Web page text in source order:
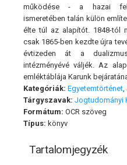
működése - a hazai
ismeretében talán külön
élte túl az alapítót. 1848-tól
csak 1865-ben kezdte újra
évtizeden át a
intézményévé váljék. Az
emléktáblája Karunk
Kategóriák: Egyetemtörténet
Tárgyszavak: Jogtudományi
Formátum: OCR szöveg
Típus: könyv
Tartalomjegyzék